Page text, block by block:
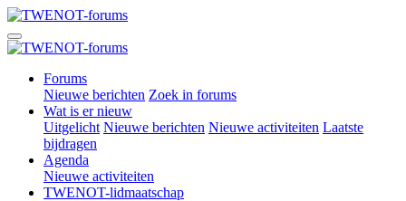
Forums
Nieuwe berichten Zoek in forums
Wat is er nieuw
Uitgelicht Nieuwe berichten Nieuwe activiteiten Laatste
bijdragen
Agenda
Nieuwe activiteiten
TWENOT-lidmaatschap